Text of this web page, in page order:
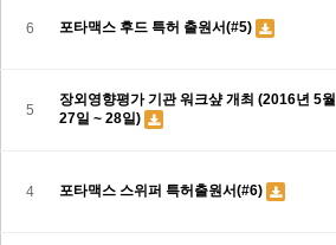
R & D
연구개발사업 및
자료실
공지사항
자료실
온라인상담
6 포타맥스 후드 특허 출원서(#5)
5
장외영향평가 기관 워크샾 개최 (2016년 5월
27일 ~ 28일)
4 포타맥스 스위퍼 특허출원서(#6)